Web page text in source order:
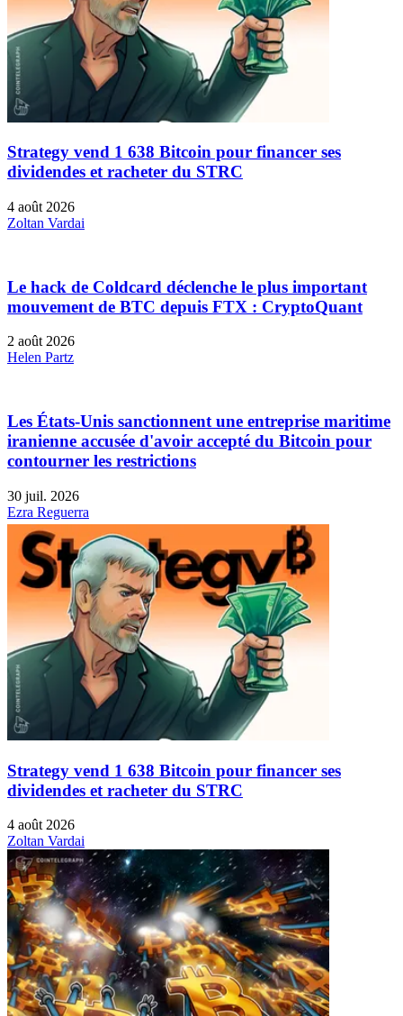
Strategy vend 1 638 Bitcoin pour financer ses
dividendes et racheter du STRC
4 août 2026
Zoltan Vardai
Le hack de Coldcard déclenche le plus important
mouvement de BTC depuis FTX : CryptoQuant
2 août 2026
Helen Partz
Les États-Unis sanctionnent une entreprise maritime
iranienne accusée d'avoir accepté du Bitcoin pour
contourner les restrictions
30 juil. 2026
Ezra Reguerra
Strategy vend 1 638 Bitcoin pour financer ses
dividendes et racheter du STRC
4 août 2026
Zoltan Vardai